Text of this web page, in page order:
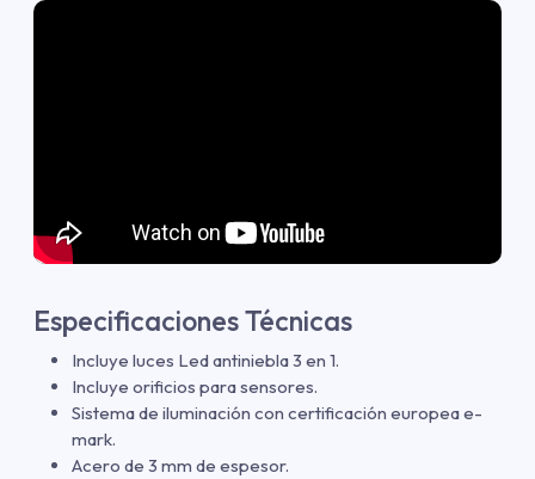
Especificaciones Técnicas
Incluye luces Led antiniebla 3 en 1.
Incluye orificios para sensores.
Sistema de iluminación con certificación europea e-
mark.
Acero de 3 mm de espesor.